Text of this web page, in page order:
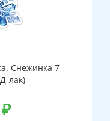
Снежинка 7
лак)
₽